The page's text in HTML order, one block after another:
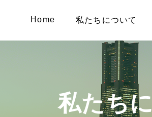
Home 私たちについて
私たち